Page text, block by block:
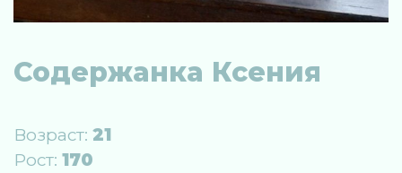
Содержанка Ксения
Возраст: 21
Рост: 170